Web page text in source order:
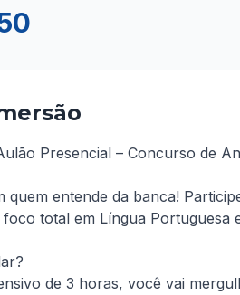
Presencial – Concurso de
quem entende da banca!
total em Língua Portuguesa
de 3 horas, você vai